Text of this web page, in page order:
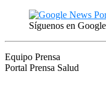
Síguenos en
Equipo Prensa
Portal Prensa Salud